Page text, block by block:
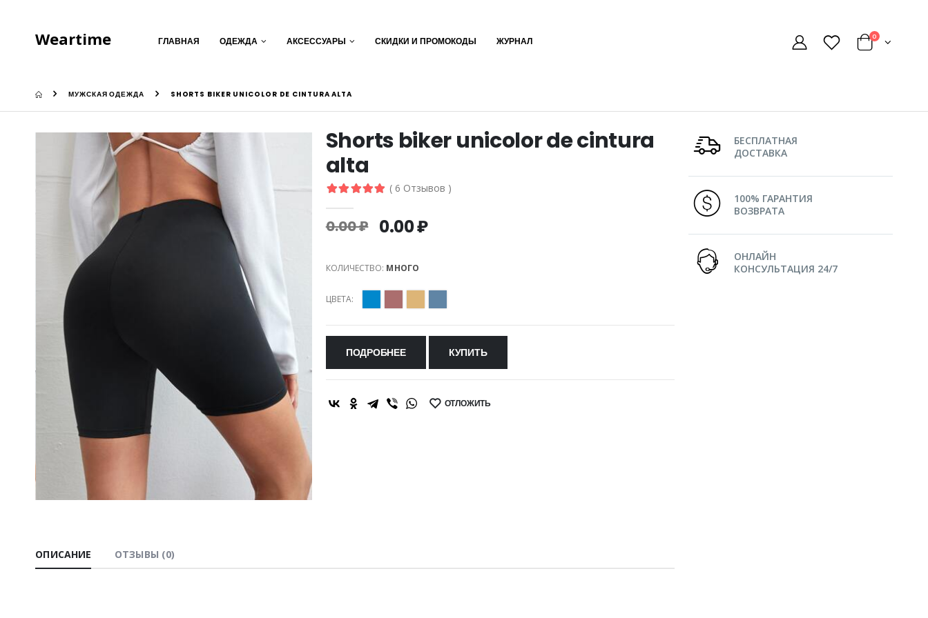
Weartime ГЛАВНАЯ ОДЕЖДА АКСЕССУАРЫ СКИДКИ И ПРОМОКОДЫ ЖУРНАЛ 0
МУЖСКАЯ ОДЕЖДА SHORTS BIKER UNICOLOR DE CINTURA ALTA
Shorts biker unicolor de cintura
alta
( 6 Отзывов )
0.00 ₽ 0.00 ₽
КОЛИЧЕСТВО: МНОГО
ЦВЕТА:
ПОДРОБНЕЕ КУПИТЬ
SHARE: ОТЛОЖИТЬ
ОПИСАНИЕ ОТЗЫВЫ (0)
БЕСПЛАТНАЯ
ДОСТАВКА
100% ГАРАНТИЯ
ВОЗВРАТА
ОНЛАЙН
КОНСУЛЬТАЦИЯ 24/7